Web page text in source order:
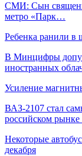
СМИ: Сын
метро «Парк…
Ребенка ранили в
В Минцифры
иностранных
Усиление
ВАЗ-2107 стал
российском
Некоторые
декабря